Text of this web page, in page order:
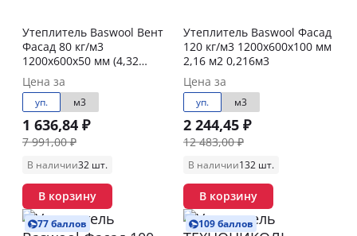
Утеплитель Baswool Вент
Фасад 80 кг/м3
1200х600х50 мм (4,32
м2/0,216 м3)
Цена за
уп. м3
1 636,84 ₽
7 991,00 ₽
В наличии32 шт.
В корзину
Утеплитель Baswool Фасад
120 кг/м3 1200х600х100 мм
2,16 м2 0,216м3
Цена за
уп. м3
2 244,45 ₽
12 483,00 ₽
В наличии132 шт.
В корзину
77 баллов 109 баллов